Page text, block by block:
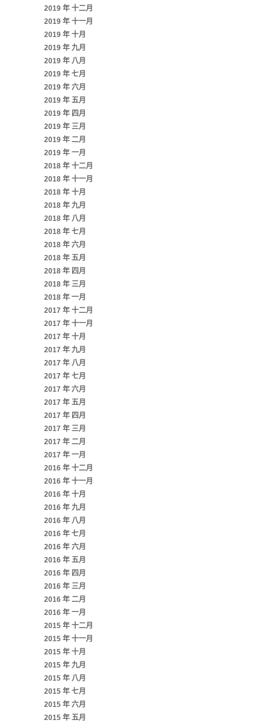
2019 年 十二月
2019 年 十一月
2019 年 十月
2019 年 九月
2019 年 八月
2019 年 七月
2019 年 六月
2019 年 五月
2019 年 四月
2019 年 三月
2019 年 二月
2019 年 一月
2018 年 十二月
2018 年 十一月
2018 年 十月
2018 年 九月
2018 年 八月
2018 年 七月
2018 年 六月
2018 年 五月
2018 年 四月
2018 年 三月
2018 年 一月
2017 年 十二月
2017 年 十一月
2017 年 十月
2017 年 九月
2017 年 八月
2017 年 七月
2017 年 六月
2017 年 五月
2017 年 四月
2017 年 三月
2017 年 二月
2017 年 一月
2016 年 十二月
2016 年 十一月
2016 年 十月
2016 年 九月
2016 年 八月
2016 年 七月
2016 年 六月
2016 年 五月
2016 年 四月
2016 年 三月
2016 年 二月
2016 年 一月
2015 年 十二月
2015 年 十一月
2015 年 十月
2015 年 九月
2015 年 八月
2015 年 七月
2015 年 六月
2015 年 五月